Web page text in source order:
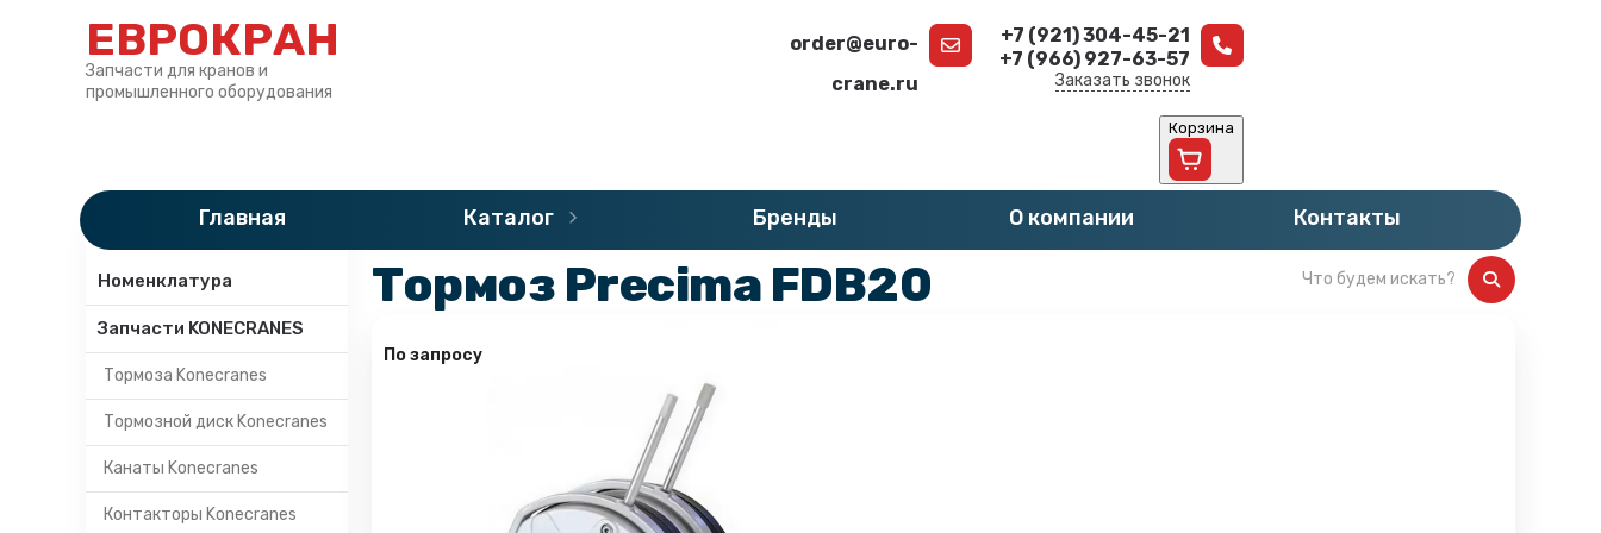
ЕВРОКРАН
Запчасти для кранов и
промышленного оборудования
order@euro-
crane.ru
+7 (921) 304-45-21
+7 (966) 927-63-57
Заказать звонок
Корзина
Главная Каталог Бренды О компании Контакты
Категории
Номенклатура
Запчасти KONECRANES
Тормоза Konecranes
Тормозной диск Konecranes
Канаты Konecranes
Контакторы Konecranes
»Каталог » Запчасти Precima - Тормоза
Тормоз Precima FDB20
По запросу